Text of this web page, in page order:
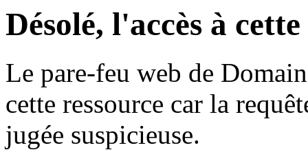
Désolé, l'accès à
Le pare-feu web de
cette ressource car la
jugée suspicieuse.